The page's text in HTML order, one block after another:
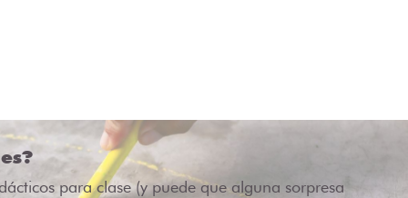
para clase (y puede que alguna sorpresa